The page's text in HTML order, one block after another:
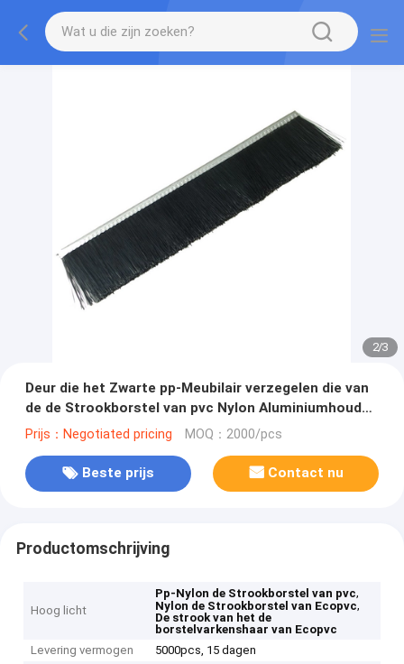
2/3
Deur die het Zwarte pp-Meubilair verzegelen die van
de de Strookborstel van pvc Nylon Aluminiumhouder
bestrooien
Prijs：Negotiated pricing MOQ：2000/pcs
Beste prijs Contact nu
Productomschrijving
Hoog licht
Pp-Nylon de Strookborstel van pvc,
Nylon de Strookborstel van Ecopvc,
De strook van het de
borstelvarkenshaar van Ecopvc
Levering vermogen
5000pcs, 15 dagen